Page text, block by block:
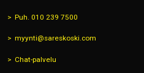
Puh. 010 239 7500
myynti@sareskoski.com
Chat-palvelu